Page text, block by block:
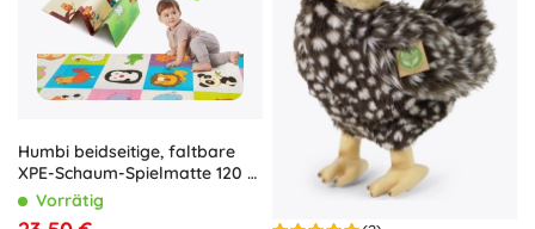
Humbi beidseitige, faltbare
XPE-Schaum-Spielmatte 120 ×
180 mit Tieren und Giraffen
Vorrätig